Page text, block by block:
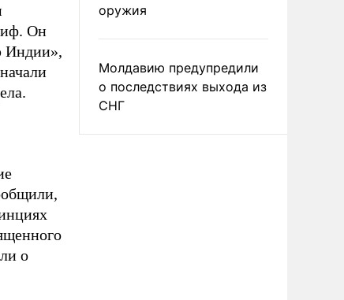
Он
Индии»,
о
оружия
Молдавию предупредили
о последствиях выхода из
СНГ